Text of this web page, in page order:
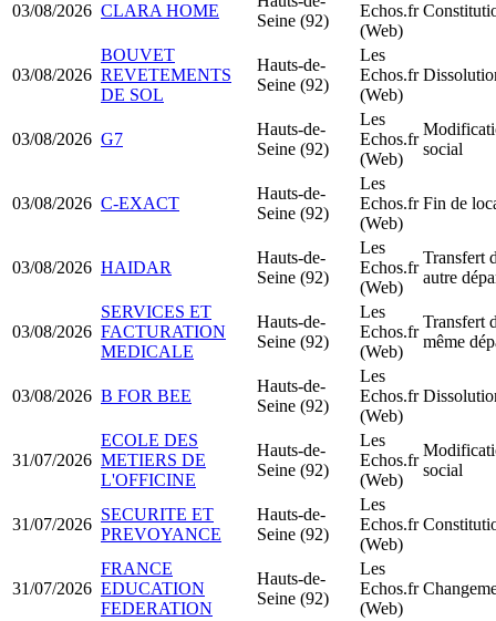
03/08/2026 CLARA HOME
Seine (92)
Echos.fr
(Web)
03/08/2026
BOUVET
REVETEMENTS
DE SOL
Hauts-de-
Seine (92)
Les
Echos.fr
(Web)
03/08/2026 G7
Hauts-de-
Seine (92)
Les
Echos.fr
(Web)
social
03/08/2026 C-EXACT
Hauts-de-
Seine (92)
Les
Echos.fr
(Web)
Fin de
03/08/2026 HAIDAR
Hauts-de-
Seine (92)
Les
Echos.fr
(Web)
Transfert
autre
03/08/2026
SERVICES ET
FACTURATION
MEDICALE
Hauts-de-
Seine (92)
Les
Echos.fr
(Web)
Transfert
même
03/08/2026 B FOR BEE
Hauts-de-
Seine (92)
Les
Echos.fr
(Web)
31/07/2026
ECOLE DES
METIERS DE
L'OFFICINE
Hauts-de-
Seine (92)
Les
Echos.fr
(Web)
social
31/07/2026
SECURITE ET
PREVOYANCE
Hauts-de-
Seine (92)
Les
Echos.fr
(Web)
31/07/2026
FRANCE
EDUCATION
FEDERATION
Hauts-de-
Seine (92)
Les
Echos.fr
(Web)